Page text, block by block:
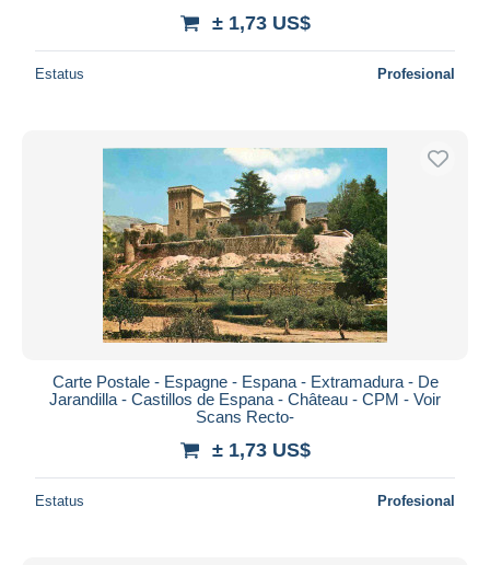
± 1,73 US$
Estatus Profesional
Carte Postale - Espagne - Espana - Extramadura - De
Jarandilla - Castillos de Espana - Château - CPM - Voir
Scans Recto-
± 1,73 US$
Estatus Profesional